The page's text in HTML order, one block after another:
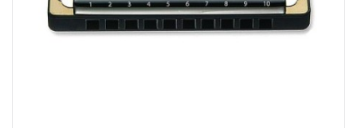
Việt Thương Music - 442 Lũy Bán Bích
442 Lũy Bán Bích, Phường Tân Phú, TPHCM, Quận Tân Phú, Hồ Chí Minh